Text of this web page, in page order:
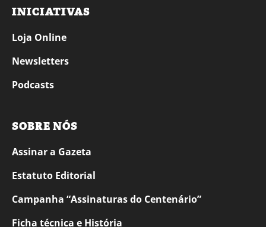
INICIATIVAS
Loja Online
Newsletters
Podcasts
SOBRE NÓS
Assinar a Gazeta
Estatuto Editorial
Campanha “Assinaturas do Centenário”
Ficha técnica e História